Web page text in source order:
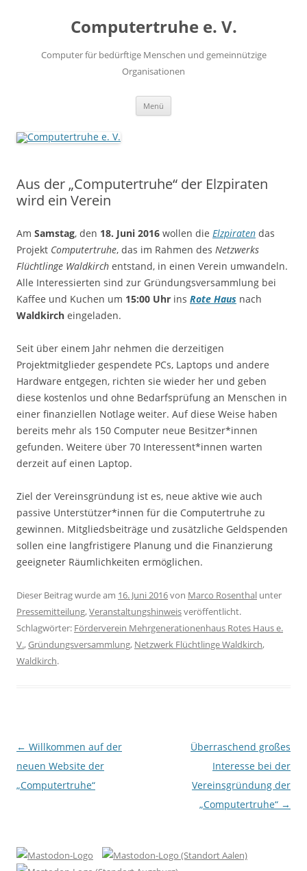
Computertruhe e. V.
Computer für bedürftige Menschen und gemeinnützige
Organisationen
Menü
Aus der „Computertruhe“ der Elzpiraten
wird ein Verein
Am Samstag, den 18. Juni 2016 wollen die Elzpiraten das
Projekt Computertruhe, das im Rahmen des Netzwerks
Flüchtlinge Waldkirch entstand, in einen Verein umwandeln.
Alle Interessierten sind zur Gründungsversammlung bei
Kaffee und Kuchen um 15:00 Uhr ins Rote Haus nach
Waldkirch eingeladen.
Seit über einem Jahr nehmen die derzeitigen
Projektmitglieder gespendete PCs, Laptops und andere
Hardware entgegen, richten sie wieder her und geben
diese kostenlos und ohne Bedarfsprüfung an Menschen in
einer finanziellen Notlage weiter. Auf diese Weise haben
bereits mehr als 150 Computer neue Besitzer*innen
gefunden. Weitere über 70 Interessent*innen warten
derzeit auf einen Laptop.
Ziel der Vereinsgründung ist es, neue aktive wie auch
passive Unterstützer*innen für die Computertruhe zu
gewinnen. Mitgliedsbeiträge und zusätzliche Geldspenden
sollen eine langfristigere Planung und die Finanzierung
geeigneter Räumlichkeiten ermöglichen.
Dieser Beitrag wurde am 16. Juni 2016von Marco Rosenthal unter
Pressemitteilung,Veranstaltungshinweisveröffentlicht.
Schlagwörter: Förderverein Mehrgenerationenhaus Rotes Haus e.
V.,Gründungsversammlung, Netzwerk Flüchtlinge Waldkirch,
Waldkirch.
Beitragsnavigation
← Willkommen auf der
neuen Website der
„Computertruhe“
Überraschend großes
Interesse bei der
Vereinsgründung der
„Computertruhe“ →